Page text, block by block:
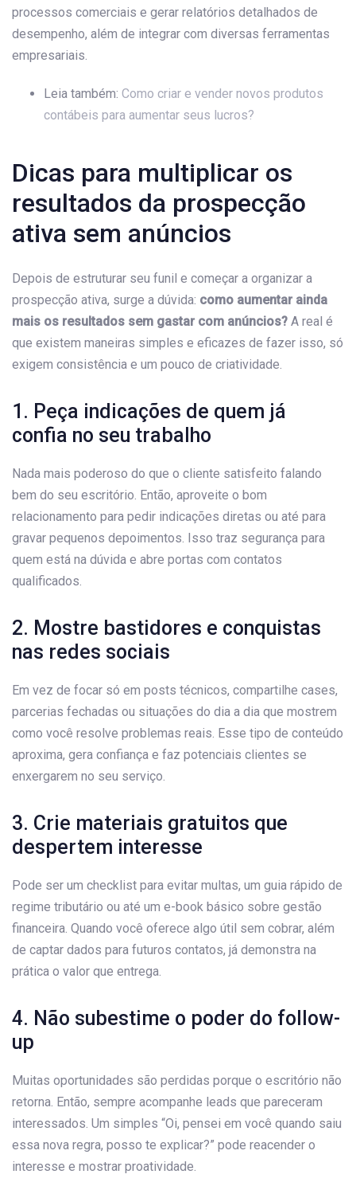
processos comerciais e gerar relatórios detalhados de
desempenho, além de integrar com diversas ferramentas
empresariais.
Leia também: Como criar e vender novos produtos
contábeis para aumentar seus lucros?
Dicas para multiplicar os
resultados da prospecção
ativa sem anúncios
Depois de estruturar seu funil e começar a organizar a
prospecção ativa, surge a dúvida: como aumentar ainda
mais os resultados sem gastar com anúncios? A real é
que existem maneiras simples e eficazes de fazer isso, só
exigem consistência e um pouco de criatividade.
1. Peça indicações de quem já
confia no seu trabalho
Nada mais poderoso do que o cliente satisfeito falando
bem do seu escritório. Então, aproveite o bom
relacionamento para pedir indicações diretas ou até para
gravar pequenos depoimentos. Isso traz segurança para
quem está na dúvida e abre portas com contatos
qualificados.
2. Mostre bastidores e conquistas
nas redes sociais
Em vez de focar só em posts técnicos, compartilhe cases,
parcerias fechadas ou situações do dia a dia que mostrem
como você resolve problemas reais. Esse tipo de conteúdo
aproxima, gera confiança e faz potenciais clientes se
enxergarem no seu serviço.
3. Crie materiais gratuitos que
despertem interesse
Pode ser um checklist para evitar multas, um guia rápido de
regime tributário ou até um e-book básico sobre gestão
financeira. Quando você oferece algo útil sem cobrar, além
de captar dados para futuros contatos, já demonstra na
prática o valor que entrega.
4. Não subestime o poder do follow-
up
Muitas oportunidades são perdidas porque o escritório não
retorna. Então, sempre acompanhe leads que pareceram
interessados. Um simples “Oi, pensei em você quando saiu
essa nova regra, posso te explicar?” pode reacender o
interesse e mostrar proatividade.